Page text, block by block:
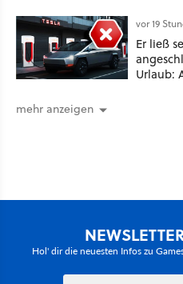
vor 19
Er ließ
Urlaub:
mehr anzeigen
Hol' dir die neuesten Infos zu